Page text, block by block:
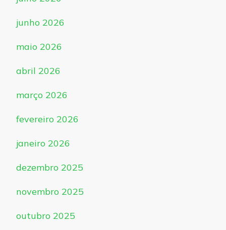
junho 2026
maio 2026
abril 2026
março 2026
fevereiro 2026
janeiro 2026
dezembro 2025
novembro 2025
outubro 2025